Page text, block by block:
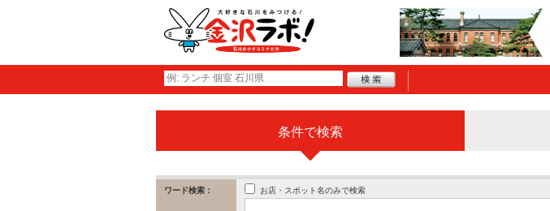
条件で検索
ワード検索： お店・スポット名のみで検索